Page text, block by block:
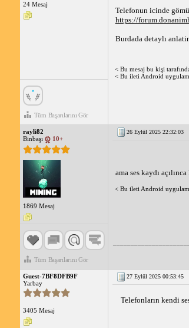
24 Mesaj
Tüm Başarılarını Gör
Telefonun icinde
https://
Burdada detaylı
< Bu mesaj bu kişi
< Bu ileti Android
rayli82
Binbaşı
10+
1869 Mesaj
Tüm Başarılarını Gör
26 Eylül 2025 22:32:03
ama ses kaydı
< Bu ileti Android
Guest-7BF8DFB9F
Yarbay
3405 Mesaj
27 Eylül 2025 00:53:45
Telefonların kendi